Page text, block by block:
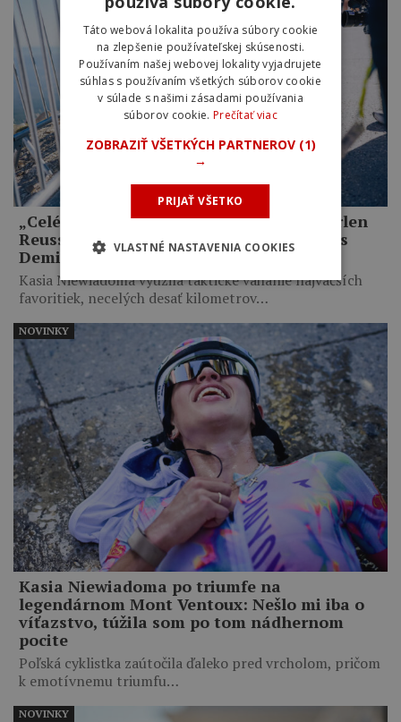
„Celé mi to pripadalo trochu hlúpe.“ Marlen
Reusser priznala zbytočné taktizovanie s
Demi Vollering na Mont Ventoux
Kasia Niewiadoma využila taktické váhanie najväčších
favoritiek, necelých desať kilometrov…
Kasia Niewiadoma po triumfe na
legendárnom Mont Ventoux: Nešlo mi iba o
víťazstvo, túžila som po tom nádhernom
pocite
Poľská cyklistka zaútočila ďaleko pred vrcholom, pričom
k emotívnemu triumfu…
NOVINKY
NOVINKY
Táto webová lokalita používa súbory cookie
na zlepšenie používateľskej skúsenosti.
Používaním našej webovej lokality vyjadrujete
súhlas s používaním všetkých súborov cookie
v súlade s našimi zásadami používania
súborov cookie. Prečítať viac
ZOBRAZIŤ VŠETKÝCH PARTNEROV (1)
→
PRIJAŤ VŠETKO
VLASTNÉ NASTAVENIA COOKIES